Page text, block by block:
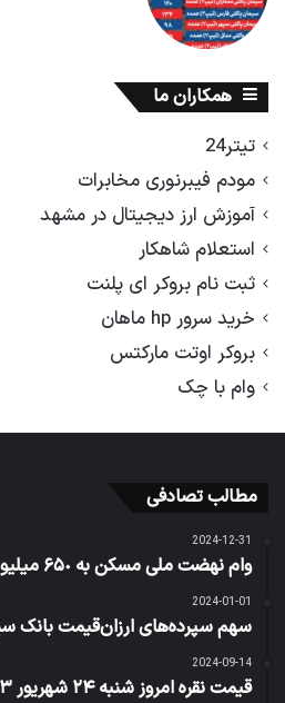
همکاران ما
تیتر24
مودم فیبرنوری مخابرات
آموزش ارز دیجیتال در مشهد
استعلام شاهکار
ثبت نام بروکر ای پلنت
خرید سرور hp ماهان
بروکر اوتت مارکتس
وام با چک
مطالب تصادفی
2024-12-31
وام نهضت ملی مسکن به ۶۵٠ میلیون تومان افزایش پیدا کرد
2024-01-01
سهم سپرده‌های ارزان‌قیمت بانک سینا به ۵۸
2024-09-14
قیمت نقره امروز شنبه ۲۴ شهریور ۱۴۰۳